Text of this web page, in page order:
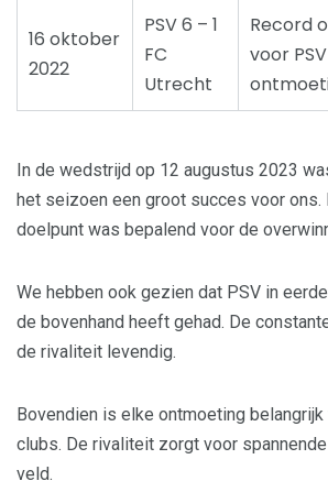
16 oktober
2022
PSV 6 – 1
FC
Utrecht
Record
voor
In de wedstrijd op 12 augustus 2023
het seizoen een groot succes voor ons.
doelpunt was bepalend voor de
We hebben ook gezien dat PSV in
de bovenhand heeft gehad. De
de rivaliteit levendig.
Bovendien is elke ontmoeting
clubs. De rivaliteit zorgt voor
veld.